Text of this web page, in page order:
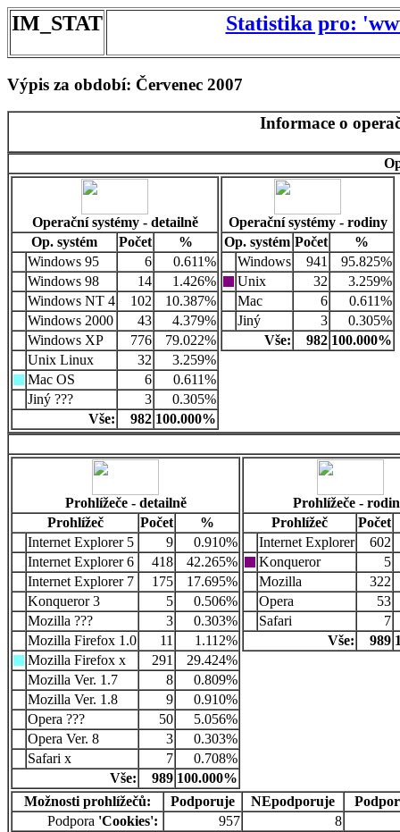
IM_STAT Statistika pro:
Výpis za období: Červenec 2007
Informace o
Operační systémy - detailně
Op. systém
Počet
%
Windows 95
6
0.611%
Windows 98
14
1.426%
Windows NT 4
102
10.387%
Windows 2000
43
4.379%
Windows XP
776
79.022%
Unix Linux
32
3.259%
Mac OS
6
0.611%
Jiný ???
3
0.305%
Vše:
982 100.000%
Operační systémy - rodiny
Op. systém Počet
%
Windows
941
95.825%
Unix
32
3.259%
Mac
6
0.611%
Jiný
3
0.305%
Vše:
982 100.000%
Prohlížeče - detailně
Prohlížeč
Počet
%
Internet Explorer 5
9
0.910%
Internet Explorer 6
418
42.265%
Internet Explorer 7
175
17.695%
Konqueror 3
5
0.506%
Mozilla ???
3
0.303%
Mozilla Firefox 1.0
11
1.112%
Mozilla Firefox x
291
29.424%
Mozilla Ver. 1.7
8
0.809%
Mozilla Ver. 1.8
9
0.910%
Opera ???
50
5.056%
Opera Ver. 8
3
0.303%
Safari x
7
0.708%
Vše:
989 100.000%
Prohlížeče -
Prohlížeč
Počet
Internet Explorer
602
Konqueror
5
Mozilla
322
Opera
53
Safari
7
Vše:
989
Možnosti prohlížečů: Podporuje NEpodporuje
Podpora 'Cookies': 957
8